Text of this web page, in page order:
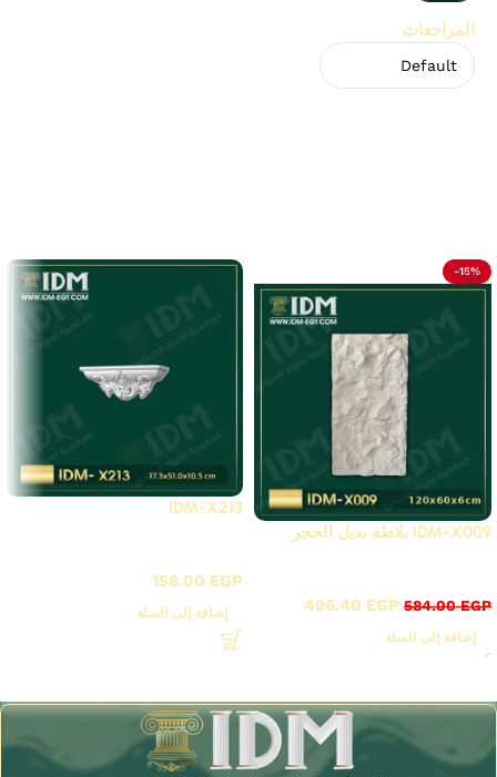
المراجعات
-15%
IDM-X009 بلاطة بديل الحجر
584.00EGP
496.40 EGP
إضافة إلى السلة
IDM-X213
158.00 EGP
إضافة إلى السلة